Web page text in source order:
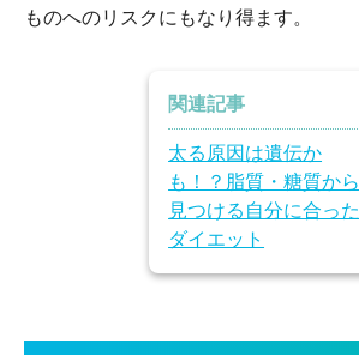
ものへのリスクにもなり得ます。
関連記事
太る原因は遺伝か
も！？脂質・糖質から
見つける自分に合った
ダイエット